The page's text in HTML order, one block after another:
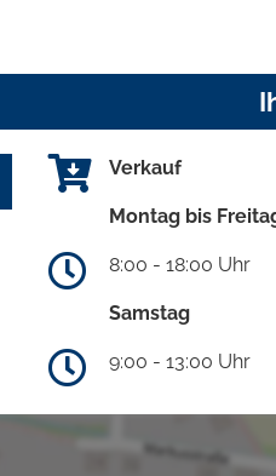
Verkauf
Montag bis
8:00 - 18:00 Uhr
Samstag
9:00 - 13:00 Uhr